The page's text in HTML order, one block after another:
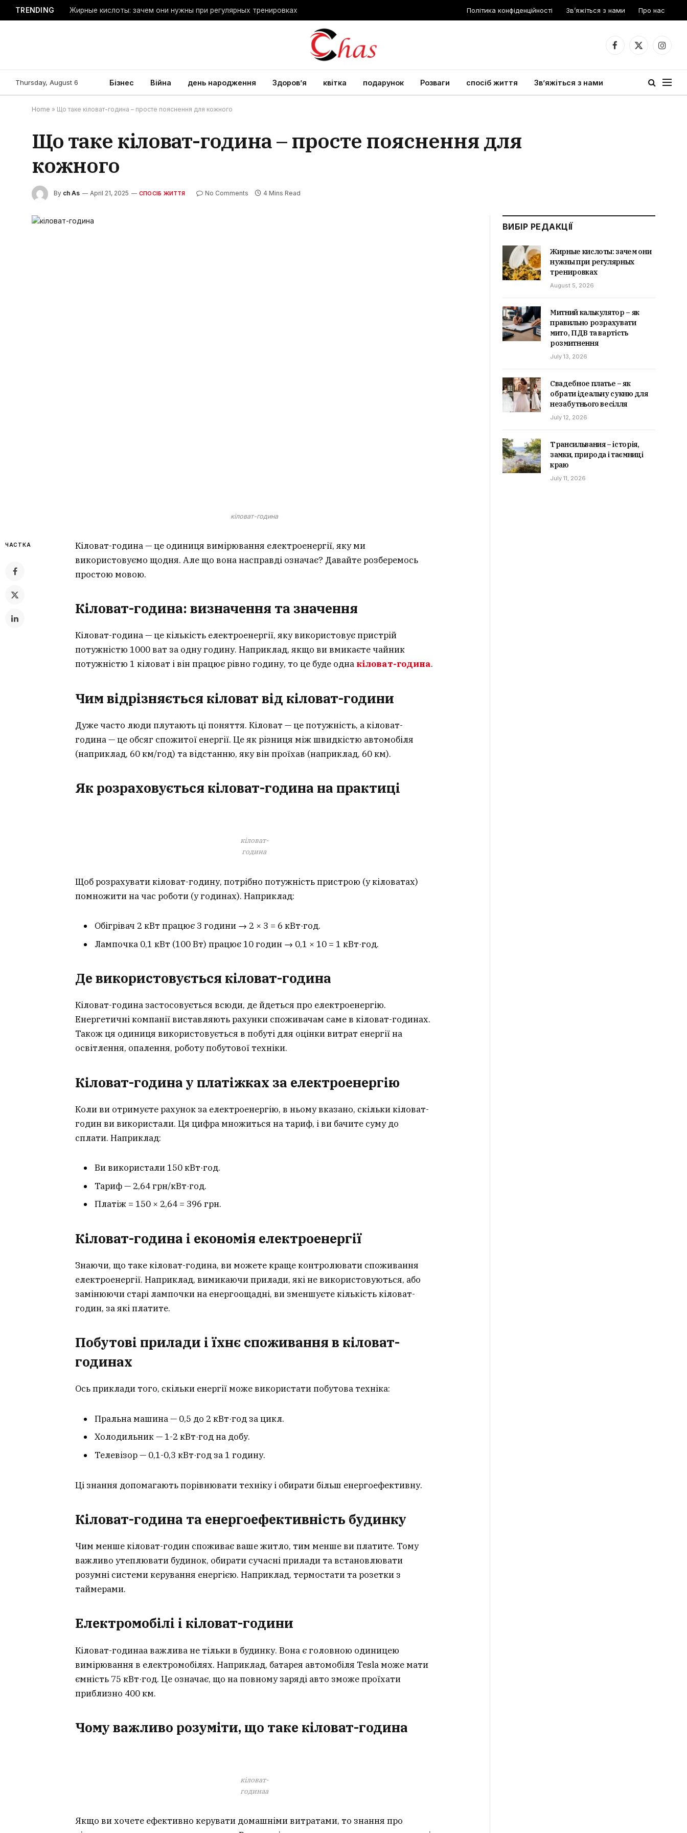
TRENDING Жирные кислоты: зачем они нужны при регулярных тренировках Політика конфіденційності Зв’яжіться з нами Про нас
Facebook
X
Thursday, August 6 Бізнес Війна день народження Здоров’я квітка подарунок Розваги спосіб життя Зв’яжіться з нами
Home » Що таке кіловат-година – просте пояснення для кожного
Що таке кіловат-година – просте пояснення для
кожного
By ch As April 21, 2025 СПОСІБ ЖИТТЯ No Comments 4 Mins Read
кіловат-година
ЧАСТКА
Кіловат-година — це одиниця вимірювання електроенергії, яку ми
використовуємо щодня. Але що вона насправді означає? Давайте розберемось
простою мовою.
Кіловат-година: визначення та значення
Кіловат-година — це кількість електроенергії, яку використовує пристрій
потужністю 1000 ват за одну годину. Наприклад, якщо ви вмикаєте чайник
потужністю 1 кіловат і він працює рівно годину, то це буде одна кіловат-година.
Чим відрізняється кіловат від кіловат-години
Дуже часто люди плутають ці поняття. Кіловат — це потужність, а кіловат-
година — це обсяг спожитої енергії. Це як різниця між швидкістю автомобіля
(наприклад, 60 км/год) та відстанню, яку він проїхав (наприклад, 60 км).
Як розраховується кіловат-година на практиці
кіловат-
година
Щоб розрахувати кіловат-годину, потрібно потужність пристрою (у кіловатах)
помножити на час роботи (у годинах). Наприклад:
Обігрівач 2 кВт працює 3 години → 2 × 3 = 6 кВт·год.
Лампочка 0,1 кВт (100 Вт) працює 10 годин → 0,1 × 10 = 1 кВт·год.
Де використовується кіловат-година
Кіловат-година застосовується всюди, де йдеться про електроенергію.
Енергетичні компанії виставляють рахунки споживачам саме в кіловат-годинах.
Також ця одиниця використовується в побуті для оцінки витрат енергії на
освітлення, опалення, роботу побутової техніки.
Кіловат-година у платіжках за електроенергію
Коли ви отримуєте рахунок за електроенергію, в ньому вказано, скільки кіловат-
годин ви використали. Ця цифра множиться на тариф, і ви бачите суму до
сплати. Наприклад:
Ви використали 150 кВт·год.
Тариф — 2,64 грн/кВт·год.
Платіж = 150 × 2,64 = 396 грн.
Кіловат-година і економія електроенергії
Знаючи, що таке кіловат-година, ви можете краще контролювати споживання
електроенергії. Наприклад, вимикаючи прилади, які не використовуються, або
замінюючи старі лампочки на енергоощадні, ви зменшуєте кількість кіловат-
годин, за які платите.
Побутові прилади і їхнє споживання в кіловат-
годинах
Ось приклади того, скільки енергії може використати побутова техніка:
Пральна машина — 0,5 до 2 кВт·год за цикл.
Холодильник — 1-2 кВт·год на добу.
Телевізор — 0,1-0,3 кВт·год за 1 годину.
Ці знання допомагають порівнювати техніку і обирати більш енергоефективну.
Кіловат-година та енергоефективність будинку
Чим менше кіловат-годин споживає ваше житло, тим менше ви платите. Тому
важливо утеплювати будинок, обирати сучасні прилади та встановлювати
розумні системи керування енергією. Наприклад, термостати та розетки з
таймерами.
Електромобілі і кіловат-години
Кіловат-годинаа важлива не тільки в будинку. Вона є головною одиницею
вимірювання в електромобілях. Наприклад, батарея автомобіля Tesla може мати
ємність 75 кВт·год. Це означає, що на повному заряді авто зможе проїхати
приблизно 400 км.
Чому важливо розуміти, що таке кіловат-година
кіловат-
годинаа
Якщо ви хочете ефективно керувати домашніми витратами, то знання про
ВИБІР РЕДАКЦІЇ
Жирные кислоты: зачем они
нужны при регулярных
тренировках
August 5, 2026
Митний калькулятор – як
правильно розрахувати
мито, ПДВ та вартість
розмитнення
July 13, 2026
Свадебное платье – як
обрати ідеальну сукню для
незабутнього весілля
July 12, 2026
Трансильвания – історія,
замки, природа і таємниці
краю
July 11, 2026